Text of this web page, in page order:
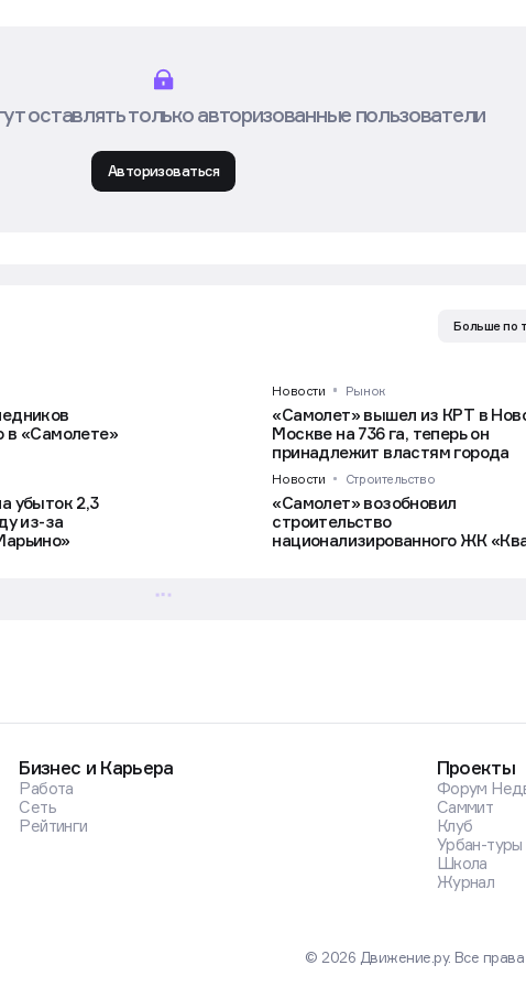
оставлять только авторизованные пользователи
Авторизоваться
Больше по
в «Самолете»
Новости Рынок
«Самолет» вышел из КРТ в
Москве на 736 га, теперь он
принадлежит властям города
убыток 2,3
из-за
Новости Строительство
«Самолет» возобновил
строительство
национализированного ЖК